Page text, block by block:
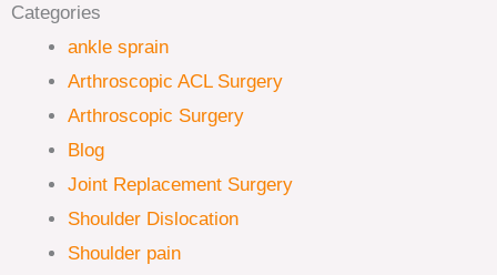
Categories
ankle sprain
Arthroscopic ACL Surgery
Arthroscopic Surgery
Blog
Joint Replacement Surgery
Shoulder Dislocation
Shoulder pain